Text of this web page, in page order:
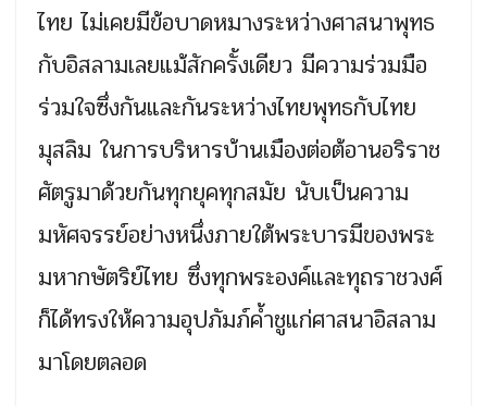
ไทย ไม่เคยมีข้อบาดหมางระหว่างศาสนาพุทธ
กับอิสลามเลยแม้สักครั้งเดียว มีความร่วมมือ
ร่วมใจซึ่งกันและกันระหว่างไทยพุทธกับไทย
มุสลิม ในการบริหารบ้านเมืองต่อต้อานอริราช
ศัตรูมาด้วยกันทุกยุคทุกสมัย นับเป็นความ
มหัศจรรย์อย่างหนึ่งภายใต้พระบารมีของพระ
มหากษัตริย์ไทย ซึ่งทุกพระองค์และทุถราชวงศ์
ก็ได้ทรงให้ความอุปภัมภ์ค้ำชูแก่ศาสนาอิสลาม
มาโดยตลอด